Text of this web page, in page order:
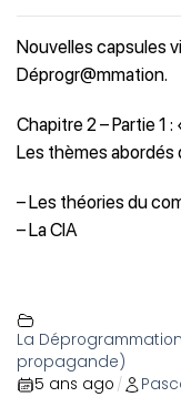
Nouvelles capsules
Déprogr@mmation.
Chapitre 2 – Partie 1
Les thèmes abordés
– Les théories du
– La CIA
La
propagande)
5 ans ago /